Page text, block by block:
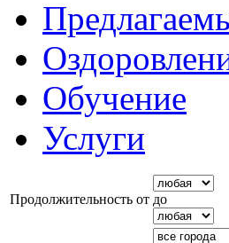
Обучение
Услуги
Продолжительность от до